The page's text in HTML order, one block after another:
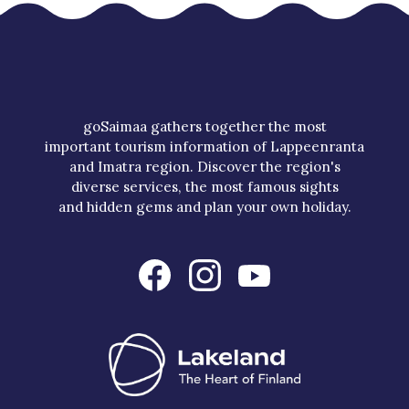
goSaimaa gathers together the most
important tourism information of Lappeenranta
and Imatra region. Discover the region's
diverse services, the most famous sights
and hidden gems and plan your own holiday.